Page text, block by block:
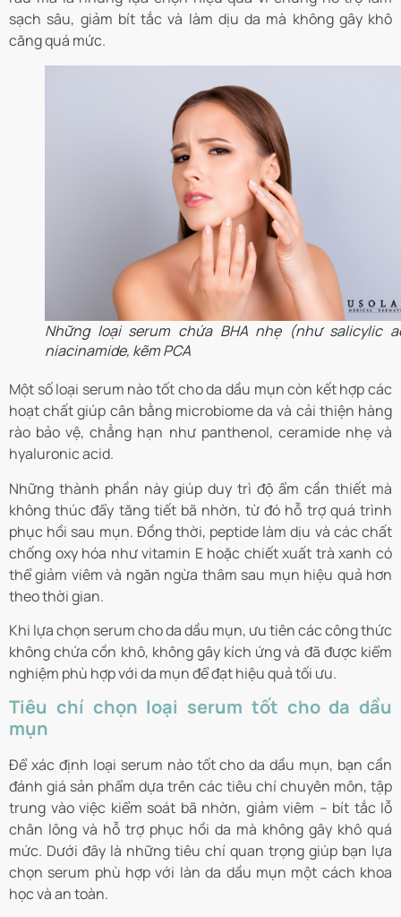
sạch sâu, giảm bít tắc và làm dịu da mà không gây khô
căng quá mức.
Những loại serum chứa BHA nhẹ (như salicylic
niacinamide, kẽm PCA
Một số loại serum nào tốt cho da dầu mụn còn kết hợp các
hoạt chất giúp cân bằng microbiome da và cải thiện hàng
rào bảo vệ, chẳng hạn như panthenol, ceramide nhẹ và
hyaluronic acid.
Những thành phần này giúp duy trì độ ẩm cần thiết mà
không thúc đẩy tăng tiết bã nhờn, từ đó hỗ trợ quá trình
phục hồi sau mụn. Đồng thời, peptide làm dịu và các chất
chống oxy hóa như vitamin E hoặc chiết xuất trà xanh có
thể giảm viêm và ngăn ngừa thâm sau mụn hiệu quả hơn
theo thời gian.
Khi lựa chọn serum cho da dầu mụn, ưu tiên các công thức
không chứa cồn khô, không gây kích ứng và đã được kiểm
nghiệm phù hợp với da mụn để đạt hiệu quả tối ưu.
Tiêu chí chọn loại serum tốt cho da dầu
mụn
Để xác định loại serum nào tốt cho da dầu mụn, bạn cần
đánh giá sản phẩm dựa trên các tiêu chí chuyên môn, tập
trung vào việc kiểm soát bã nhờn, giảm viêm – bít tắc lỗ
chân lông và hỗ trợ phục hồi da mà không gây khô quá
mức. Dưới đây là những tiêu chí quan trọng giúp bạn lựa
chọn serum phù hợp với làn da dầu mụn một cách khoa
học và an toàn.